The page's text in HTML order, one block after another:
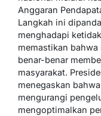
Anggaran
Langkah ini
menghadapi
memastikan
benar-benar
masyarakat.
menegaskan
mengurangi
mengoptimalkan